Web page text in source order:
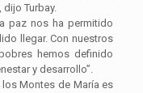
dijo Turbay.
paz nos ha permitido
llegar. Con nuestros
hemos definido
y desarrollo”.
los Montes de María es